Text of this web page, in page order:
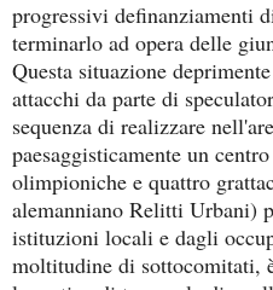
progressivi definanziamenti
terminarlo ad opera delle
Questa situazione
attacchi da parte di
sequenza di realizzare
paesaggisticamente un
olimpioniche e quattro
alemanniano Relitti Urbani)
istituzioni locali e dagli
moltitudine di sottocomitati,